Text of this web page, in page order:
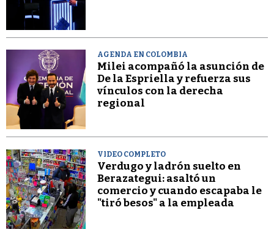
AGENDA EN COLOMBIA
Milei acompañó la asunción de
De la Espriella y refuerza sus
vínculos con la derecha
regional
VIDEO COMPLETO
Verdugo y ladrón suelto en
Berazategui: asaltó un
comercio y cuando escapaba le
"tiró besos" a la empleada